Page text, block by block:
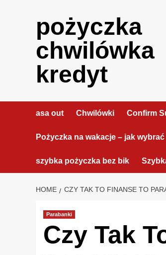
pożyczka
chwilówka
kredyt
asa out Chwilówki Confirm
Pożyczka na wakacje – jak
szybka pożyczka bez bik
HOME CZY TAK TO FINANSE TO
Parabanki
Czy Tak